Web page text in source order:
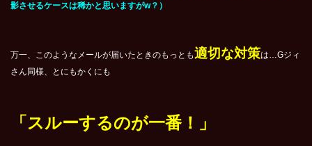
影させるケースは稀かと思いますがw？）
万一、このようなメールが届いたときのもっとも適切な対策は…Gジィ
さん同様、とにもかくにも
「スルーするのが一番！」